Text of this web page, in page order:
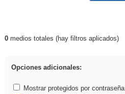
Resultados de: Acinonyx
0medios totales (hay filtros aplicados)
Opciones adicionales:
Mostrar protegidos por contraseña